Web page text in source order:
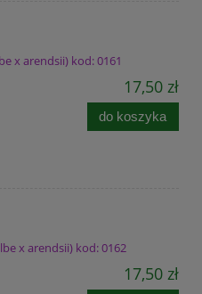
x arendsii) kod: 0161
17,50 zł
do koszyka
x arendsii) kod: 0162
17,50 zł